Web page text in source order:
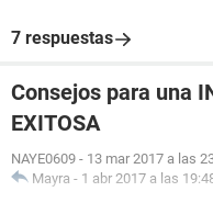
7 respuestas
Consejos para una
EXITOSA
NAYE0609 - 13 mar 2017 a las
Mayra - 1 abr 2017 a las